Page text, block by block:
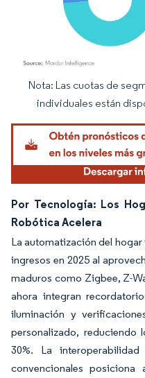
Imagen © Mordor Intelligence. El
Nota: Las cuotas de
individuales están
Por Tecnología: Los
Robótica Acelera
La automatización del
ingresos en 2025 al
maduros como Zigbee, Z-
ahora integran
iluminación y
personalizado, reduciendo
30%. La
convencionales